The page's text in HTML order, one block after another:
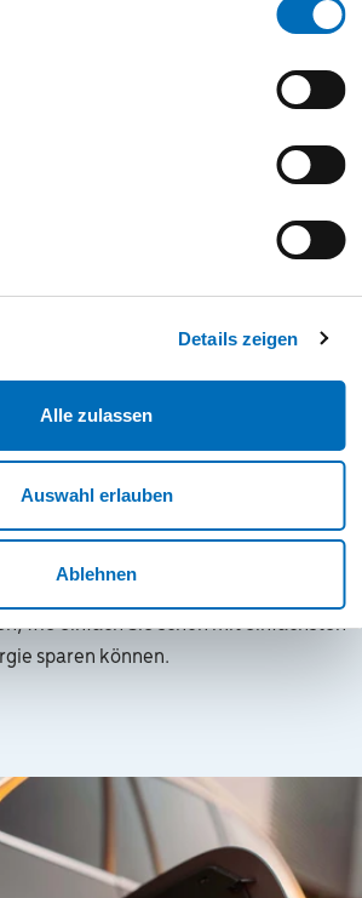
Details zeigen
Alle zulassen
Auswahl erlauben
Ablehnen
auch interessieren
lässt sich noch mehr rausholen.
wie einfach Sie schon mit einfachsten
sparen können.